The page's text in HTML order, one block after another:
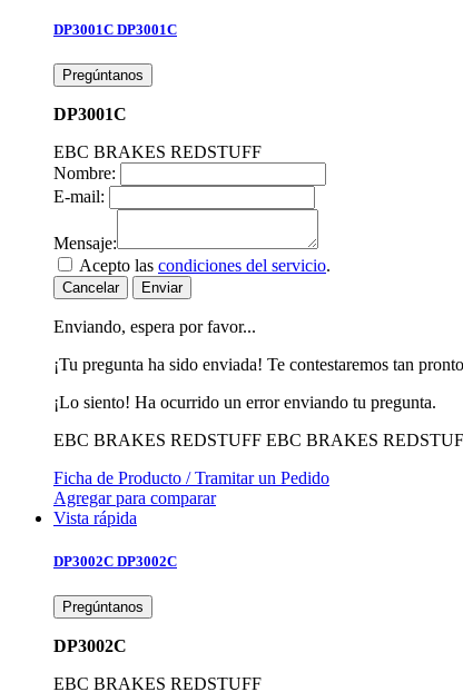
DP3001C DP3001C
Pregúntanos
DP3001C
EBC BRAKES REDSTUFF
Nombre:
E-mail:
Mensaje:
Acepto las condiciones del servicio.
Cancelar Enviar
Enviando, espera por favor...
¡Tu pregunta ha sido enviada! Te contestaremos tan
¡Lo siento! Ha ocurrido un error enviando tu pregunta.
EBC BRAKES REDSTUFF EBC BRAKES
Ficha de Producto / Tramitar un Pedido
Agregar para comparar
Vista rápida
DP3002C DP3002C
Pregúntanos
DP3002C
EBC BRAKES REDSTUFF